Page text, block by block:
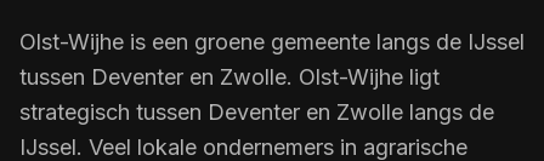
Olst-Wijhe is een groene gemeente langs de IJssel
tussen Deventer en Zwolle. Olst-Wijhe ligt
strategisch tussen Deventer en Zwolle langs de
IJssel. Veel lokale ondernemers in agrarische